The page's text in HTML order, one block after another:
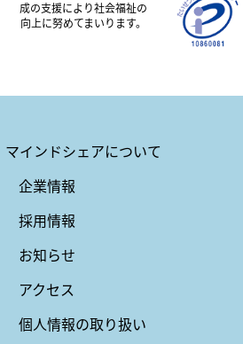
成の支援により社会福祉の
向上に努めてまいります。
マインドシェアについて
企業情報
採用情報
お知らせ
アクセス
個人情報の取り扱い